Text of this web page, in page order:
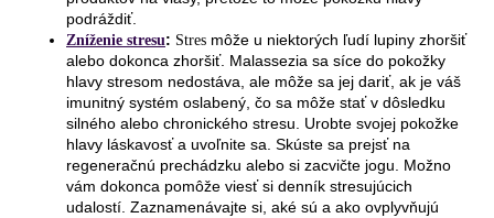
podráždiť.
Zníženie stresu: Stres môže u niektorých ľudí lupiny zhoršiť
alebo dokonca zhoršiť. Malassezia sa síce do pokožky
hlavy stresom nedostáva, ale môže sa jej dariť, ak je váš
imunitný systém oslabený, čo sa môže stať v dôsledku
silného alebo chronického stresu. Urobte svojej pokožke
hlavy láskavosť a uvoľnite sa. Skúste sa prejsť na
regeneračnú prechádzku alebo si zacvičte jogu. Možno
vám dokonca pomôže viesť si denník stresujúcich
udalostí. Zaznamenávajte si, aké sú a ako ovplyvňujú